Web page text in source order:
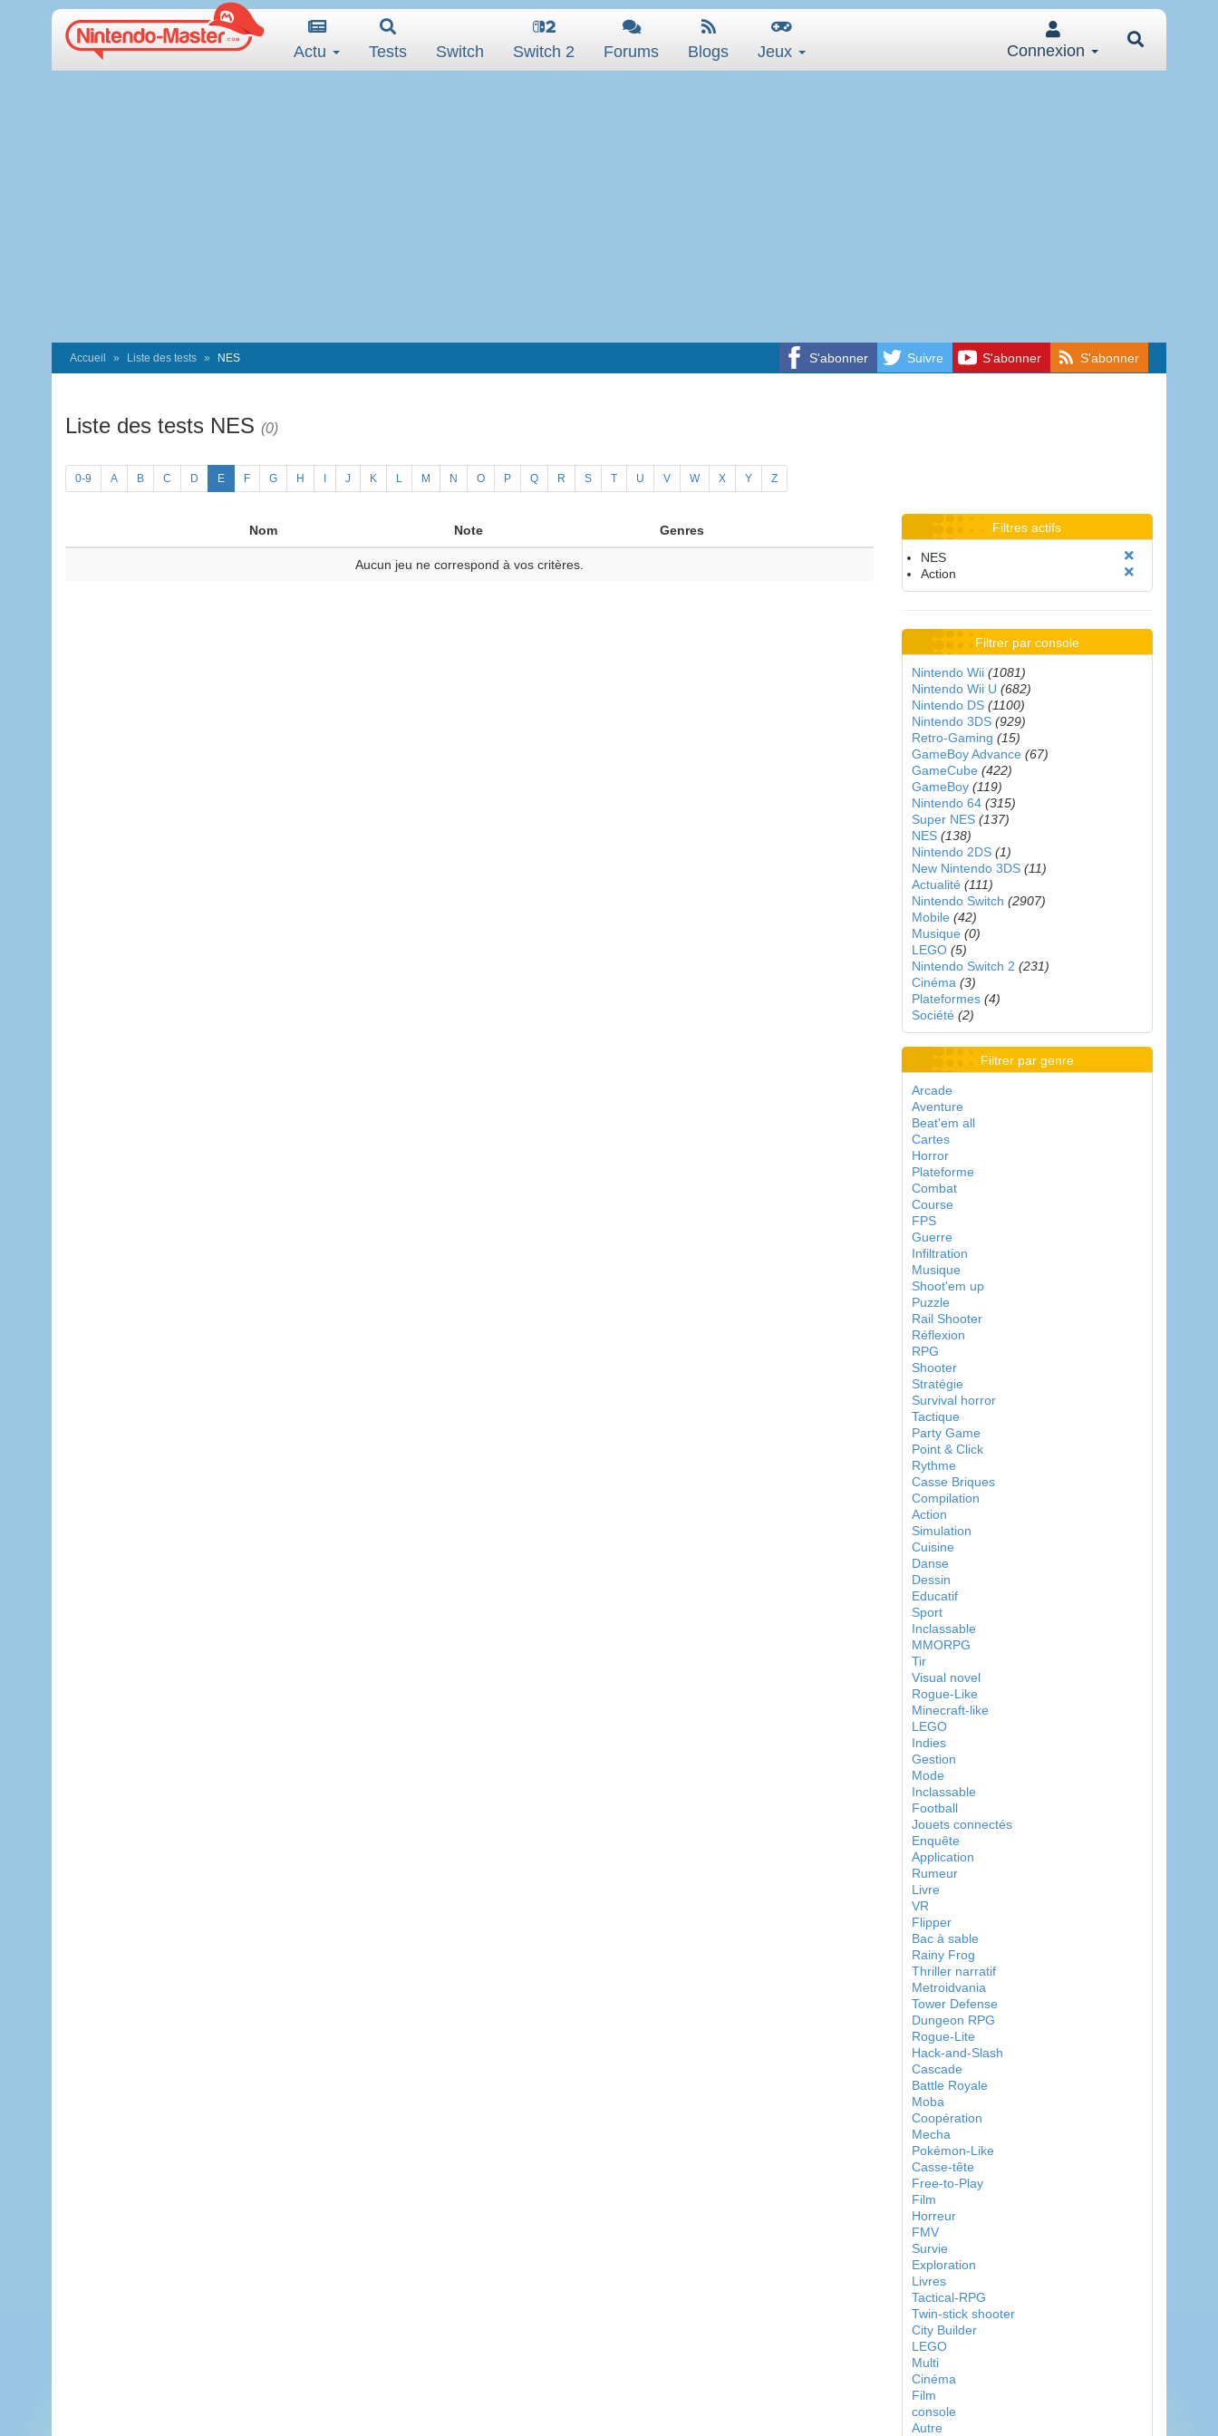
Actu Tests Switch Switch 2 Forums Blogs Jeux Connexion
S'abonner Suivre S'abonner S'abonner
Accueil Liste des tests NES
Liste des tests NES (0)
0-9 A B C D E F G H J K L M N O P Q R S T U V W X Y Z
Nom Note Genres
Aucun jeu ne correspond à vos critères.
Filtres actifs
NES
Action
Filtrer par console
Nintendo Wii (1081)
Nintendo Wii U (682)
Nintendo DS (1100)
Nintendo 3DS (929)
Retro-Gaming (15)
GameBoy Advance (67)
GameCube (422)
GameBoy (119)
Nintendo 64 (315)
Super NES (137)
NES (138)
Nintendo 2DS (1)
New Nintendo 3DS (11)
Actualité (111)
Nintendo Switch (2907)
Mobile (42)
Musique (0)
LEGO (5)
Nintendo Switch 2 (231)
Cinéma (3)
Plateformes (4)
Société (2)
Filtrer par genre
Arcade
Aventure
Beat'em all
Cartes
Horror
Plateforme
Combat
Course
FPS
Guerre
Infiltration
Musique
Shoot'em up
Puzzle
Rail Shooter
Réflexion
RPG
Shooter
Stratégie
Survival horror
Tactique
Party Game
Point & Click
Rythme
Casse Briques
Compilation
Action
Simulation
Cuisine
Danse
Dessin
Educatif
Sport
Inclassable
MMORPG
Tir
Visual novel
Rogue-Like
Minecraft-like
LEGO
Indies
Gestion
Mode
Inclassable
Football
Jouets connectés
Enquête
Application
Rumeur
Livre
VR
Flipper
Bac à sable
Rainy Frog
Thriller narratif
Metroidvania
Tower Defense
Dungeon RPG
Rogue-Lite
Hack-and-Slash
Cascade
Battle Royale
Moba
Coopération
Mecha
Pokémon-Like
Casse-tête
Free-to-Play
Film
Horreur
FMV
Survie
Exploration
Livres
Tactical-RPG
Twin-stick shooter
City Builder
LEGO
Multi
Cinéma
Film
console
Autre